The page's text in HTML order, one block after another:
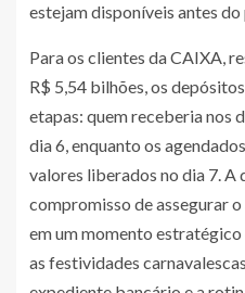
estejam disponíveis antes
Para os clientes da CAIXA,
R$ 5,54 bilhões, os
etapas: quem receberia nos
dia 6, enquanto os
valores liberados no dia 7. A
compromisso de assegurar
em um momento
as festividades